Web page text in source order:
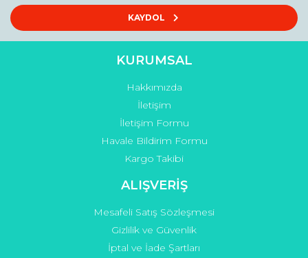
Ürün açıklamasında eksik bilgiler bulunuyor.
Ürün fiyatı diğer sitelerden daha pahalı.
Gönder
KAYDOL
KURUMSAL
Hakkımızda
İletişim
İletişim Formu
Havale Bildirim Formu
Kargo Takibi
ALIŞVERİŞ
Mesafeli Satış Sözleşmesi
Gizlilik ve Güvenlik
İptal ve İade Şartları